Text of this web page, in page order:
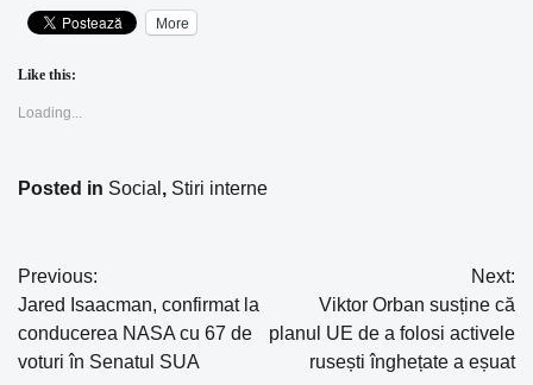
More
Like this:
Loading...
Posted in Social , Stiri interne
Navigare
în
articole
Previous:
Jared Isaacman, confirmat la
conducerea NASA cu 67 de
voturi în Senatul SUA
Next:
Viktor Orban susține că
planul UE de a folosi activele
rusești înghețate a eșuat